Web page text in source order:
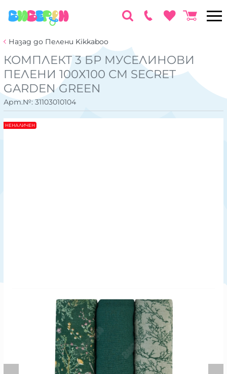
Назад до Пелени Kikkaboo
КОМПЛЕКТ 3 БР МУСЕЛИНОВИ
ПЕЛЕНИ 100Х100 СМ SECRET
GARDEN GREEN
Арт.№:31103010104
НЕНАЛИЧЕН